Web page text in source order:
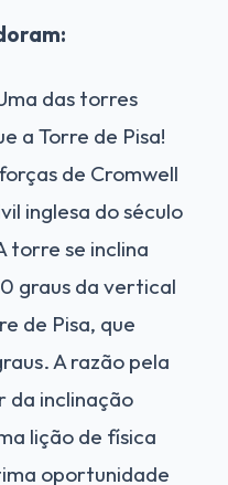
das torres
a Torre de Pisa!
de Cromwell
inglesa do século
torre se inclina
graus da vertical
de Pisa, que
A razão pela
da inclinação
lição de física
oportunidade